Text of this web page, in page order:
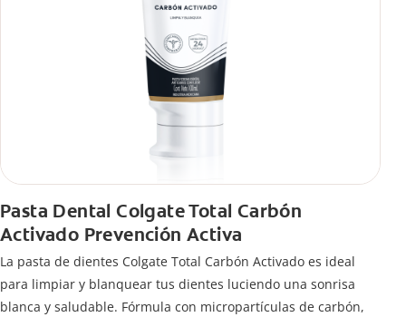
Pasta Dental Colgate Total Carbón
Activado Prevención Activa
La pasta de dientes Colgate Total Carbón Activado es ideal
para limpiar y blanquear tus dientes luciendo una sonrisa
blanca y saludable. Fórmula con micropartículas de carbón,